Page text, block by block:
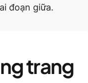
đoạn giữa.
trang